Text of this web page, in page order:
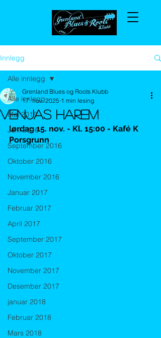
Innlegg
Alle innlegg
Mai 2016
Juni 2016
September 2016
Oktober 2016
November 2016
Januar 2017
Februar 2017
April 2017
September 2017
Oktober 2017
November 2017
Desember 2017
januar 2018
Februar 2018
Mars 2018
Alle innlegg
VENJAS HAREM
Grenland Blues og Roots Klubb
17. nov. 2025 1 min lesing
lørdag 15. nov. - Kl. 15:00 - Kafé K
Porsgrunn